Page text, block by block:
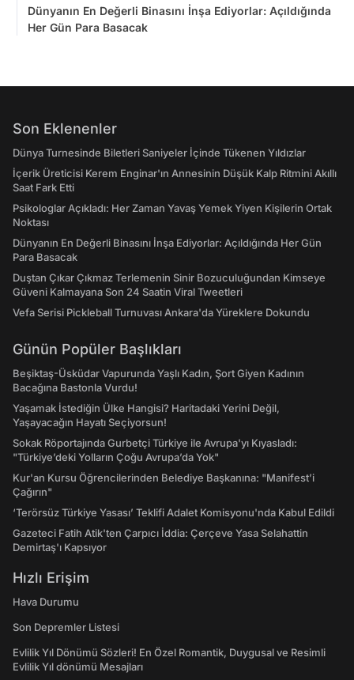
Dünyanın En Değerli Binasını İnşa Ediyorlar: Açıldığında
Her Gün Para Basacak
Son Eklenenler
Dünya Turnesinde Biletleri Saniyeler İçinde Tükenen Yıldızlar
İçerik Üreticisi Kerem Enginar'ın Annesinin Düşük Kalp Ritmini Akıllı
Saat Fark Etti
Psikologlar Açıkladı: Her Zaman Yavaş Yemek Yiyen Kişilerin Ortak
Noktası
Dünyanın En Değerli Binasını İnşa Ediyorlar: Açıldığında Her Gün
Para Basacak
Duştan Çıkar Çıkmaz Terlemenin Sinir Bozuculuğundan Kimseye
Güveni Kalmayana Son 24 Saatin Viral Tweetleri
Vefa Serisi Pickleball Turnuvası Ankara'da Yüreklere Dokundu
Günün Popüler Başlıkları
Beşiktaş-Üsküdar Vapurunda Yaşlı Kadın, Şort Giyen Kadının
Bacağına Bastonla Vurdu!
Yaşamak İstediğin Ülke Hangisi? Haritadaki Yerini Değil,
Yaşayacağın Hayatı Seçiyorsun!
Sokak Röportajında Gurbetçi Türkiye ile Avrupa'yı Kıyasladı:
"Türkiye’deki Yolların Çoğu Avrupa’da Yok"
Kur'an Kursu Öğrencilerinden Belediye Başkanına: "Manifest’i
Çağırın"
‘Terörsüz Türkiye Yasası’ Teklifi Adalet Komisyonu'nda Kabul Edildi
Gazeteci Fatih Atik'ten Çarpıcı İddia: Çerçeve Yasa Selahattin
Demirtaş'ı Kapsıyor
Hızlı Erişim
Hava Durumu
Son Depremler Listesi
Evlilik Yıl Dönümü Sözleri! En Özel Romantik, Duygusal ve Resimli
Evlilik Yıl dönümü Mesajları